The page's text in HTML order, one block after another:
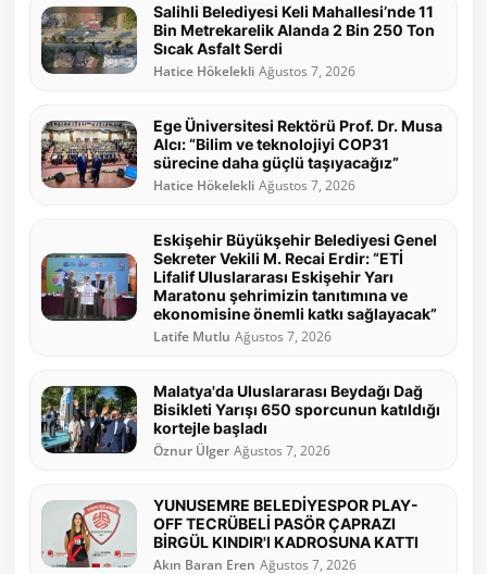
Salihli Belediyesi Keli Mahallesi’nde 11
Bin Metrekarelik Alanda 2 Bin 250 Ton
Sıcak Asfalt Serdi
Hatice Hökelekli Ağustos 7, 2026
Ege Üniversitesi Rektörü Prof. Dr. Musa
Alcı: “Bilim ve teknolojiyi COP31
sürecine daha güçlü taşıyacağız”
Hatice Hökelekli Ağustos 7, 2026
Eskişehir Büyükşehir Belediyesi Genel
Sekreter Vekili M. Recai Erdir: “ETİ
Lifalif Uluslararası Eskişehir Yarı
Maratonu şehrimizin tanıtımına ve
ekonomisine önemli katkı sağlayacak”
Latife Mutlu Ağustos 7, 2026
Malatya'da Uluslararası Beydağı Dağ
Bisikleti Yarışı 650 sporcunun katıldığı
kortejle başladı
Öznur Ülger Ağustos 7, 2026
YUNUSEMRE BELEDİYESPOR PLAY-
OFF TECRÜBELİ PASÖR ÇAPRAZI
BİRGÜL KINDIR'I KADROSUNA KATTI
Akın Baran Eren Ağustos 7, 2026